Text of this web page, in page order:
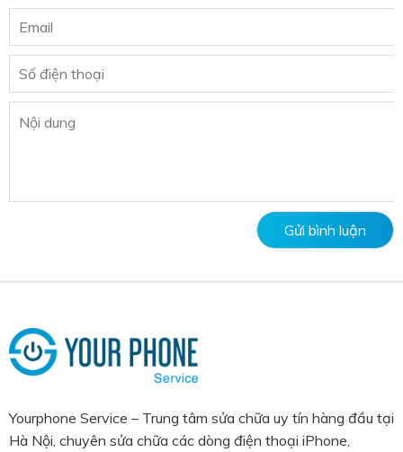
Yourphone Service – Trung tâm sửa chữa uy tín hàng đầu tại
Hà Nội, chuyên sửa chữa các dòng điện thoại iPhone,